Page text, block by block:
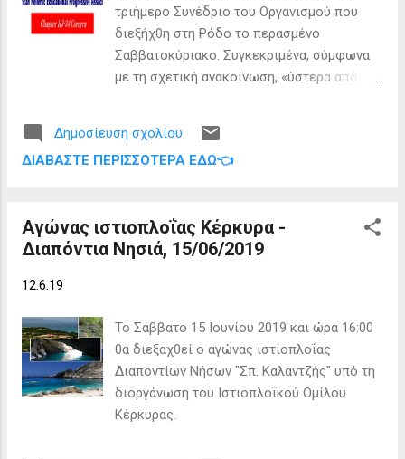
ανθρώπους, τα παιδιά μας , τους
μεγαλύτερους σε ηλικία , τους επισκέπτες
του νησιού , καθώς και τους
επιχειρηματίες του τόπου μας . Ο σύλλογος
του το καλό του νησιού μας , όμως δεν
φτάνει να τρέχουν μόνο πέντε άτομα για
τριήμερο Συνέδριο του Οργανισμού που
διεξήχθη στη Ρόδο το περασμένο
Σαββατοκύριακο. Συγκεκριμένα, σύμφωνα
με τη σχετική ανακοίνωση, «ύστερα από
Νησιά εντάσσονται σε πρόταση υλοποίησης
National Project της Οργάνωσης μαζί με
έχουν εγκατασταθεί σε αυτά οικογένειες,
ώστε να λειτουργήσουν τα σχολεία των
στο Παγκόσμιο Συνέδριο που θα
ακολουθήσει στο Σικάγο, όπου την
Ελληνική Περιφέρεια θα εκπροσωπήσουν ο
Αντικυβερνήτης Ελλάδος κ. Κώστας
Βαρσάμης και ο Πρόεδρος του Τμήματος
Δημοσίευση σχολίου
ΔΙΑΒΆΣΤΕ ΠΕΡΙΣΣΌΤΕΡΑ ΕΔΏ👈
Αγώνας ιστιοπλοΐας Κέρκυρα -
Διαπόντια Νησιά, 15/06/2019
12.6.19
Το Σάββατο 15 Ιουνίου 2019 και ώρα 16:00
θα διεξαχθεί ο αγώνας ιστιοπλοΐας
Διαποντίων Νήσων "Σπ. Καλαντζής" υπό τη
διοργάνωση του Ιστιοπλοϊκού Ομίλου
Κέρκυρας.